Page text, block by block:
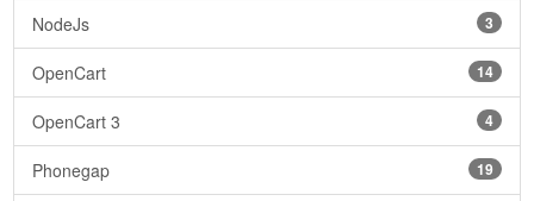
3
NodeJs
14
OpenCart
4
OpenCart 3
19
Phonegap